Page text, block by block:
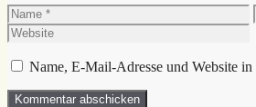
Name
Name, E-Mail-Adresse und Website